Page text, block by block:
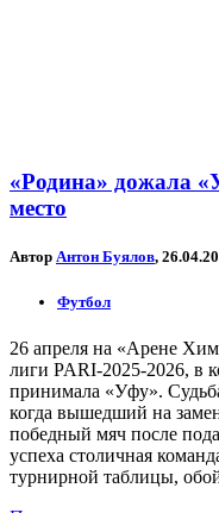
«Родина» дожала
место
Автор Антон Буялов,
Футбол
26 апреля на «Арене
лиги PARI-2025-2026, в
принимала «Уфу».
когда вышедший на
победный мяч после
успеха столичная
турнирной таблицы,